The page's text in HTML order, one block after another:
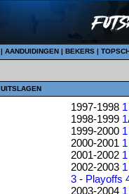
| AANDUIDINGEN | BEKERS |
1997-1998 1
1998-1999
1999-2000 1
2000-2001 1
2001-2002 1
2002-2003 1
3 - Playoffs
2003-2004 1